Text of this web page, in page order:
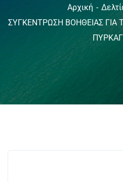
Αρχική
ΣΥΓΚΕΝΤΡΩΣΗ ΒΟΗΘΕΙΑΣ ΓΙΑ